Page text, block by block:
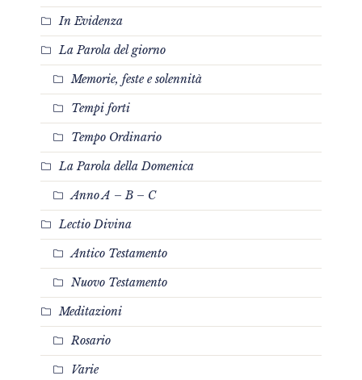
In Evidenza
La Parola del giorno
Memorie, feste e solennità
Tempi forti
Tempo Ordinario
La Parola della Domenica
Anno A – B – C
Lectio Divina
Antico Testamento
Nuovo Testamento
Meditazioni
Rosario
Varie